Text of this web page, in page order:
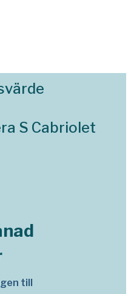
S Cabriolet
till